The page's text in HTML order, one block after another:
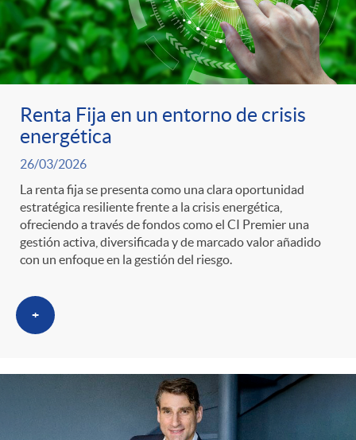
Renta Fija en un entorno de crisis
energética
26/03/2026
La renta fija se presenta como una clara oportunidad
estratégica resiliente frente a la crisis energética,
ofreciendo a través de fondos como el CI Premier una
gestión activa, diversificada y de marcado valor añadido
con un enfoque en la gestión del riesgo.
+